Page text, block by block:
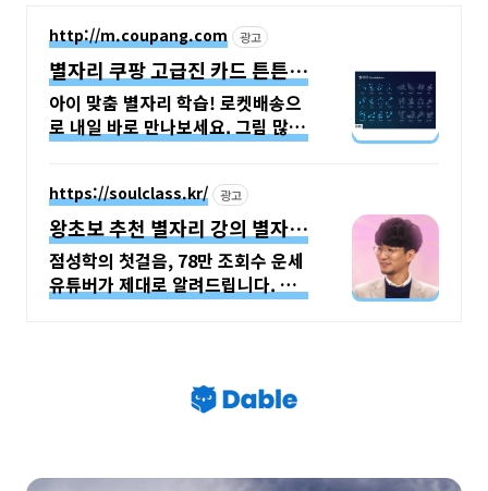
http://m.coupang.com 광고
별자리 쿠팡 고급진 카드 튼튼
바인더
아이 맞춤 별자리 학습! 로켓배송으
로 내일 바로 만나보세요. 그림 많은
쉬운 설명! 5세 아이도 이해 쏙쏙,
https://soulclass.kr/ 광고
왕초보 추천 별자리 강의 별자리
로 보는 나
점성학의 첫걸음, 78만 조회수 운세
유튜버가 제대로 알려드립니다. 별
자리로 나의 성향을 이해해보세요.